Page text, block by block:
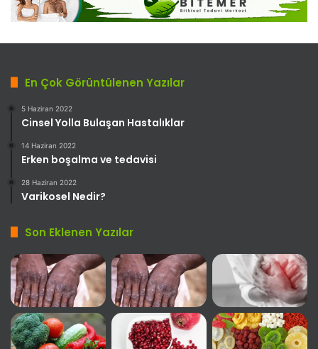
En Çok Görüntülenen Yazılar
5 Haziran 2022
Cinsel Yolla Bulaşan Hastalıklar
14 Haziran 2022
Erken boşalma ve tedavisi
28 Haziran 2022
Varikosel Nedir?
Son Eklenen Yazılar